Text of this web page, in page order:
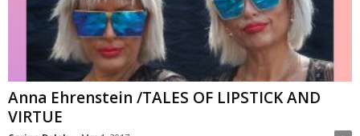
Anna Ehrenstein /TALES OF LIPSTICK AND
VIRTUE